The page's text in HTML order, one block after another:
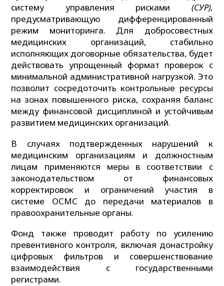
систему управления рисками (СУР),
предусматривающую дифференцированный
режим мониторинга. Для добросовестных
медицинских организаций, стабильно
исполняющих договорные обязательства, будет
действовать упрощенный формат проверок с
минимальной административной нагрузкой. Это
позволит сосредоточить контрольные ресурсы
на зонах повышенного риска, сохраняя баланс
между финансовой дисциплиной и устойчивым
развитием медицинских организаций.
В случаях подтвержденных нарушений к
медицинским организациям и должностным
лицам применяются меры в соответствии с
законодательством от финансовых
корректировок и ограничений участия в
системе ОСМС до передачи материалов в
правоохранительные органы.
Фонд также проводит работу по усилению
превентивного контроля, включая донастройку
цифровых фильтров и совершенствование
взаимодействия с государственными
регистрами.